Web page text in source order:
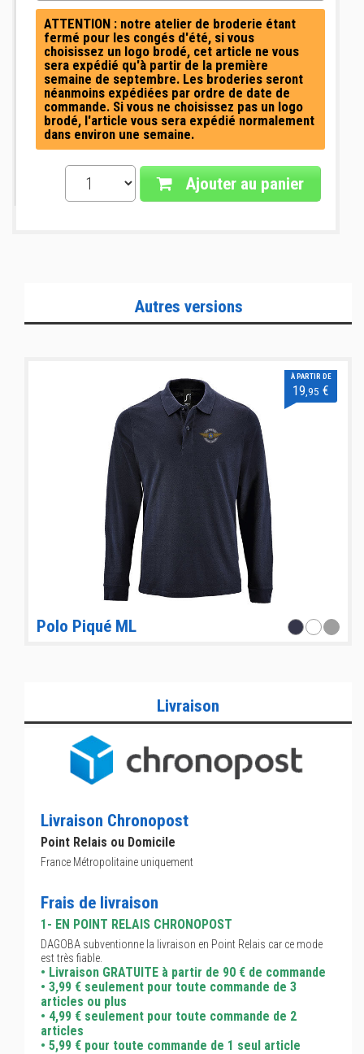
ATTENTION : notre atelier de broderie étant
fermé pour les congés d'été, si vous
choisissez un logo brodé, cet article ne vous
sera expédié qu'à partir de la première
semaine de septembre. Les broderies seront
néanmoins expédiées par ordre de date de
commande. Si vous ne choisissez pas un logo
brodé, l'article vous sera expédié normalement
dans environ une semaine.
Ajouter au panier
Autres versions
À PARTIR DE
19 ,95 €
Polo Piqué ML
Livraison
Livraison Chronopost
Point Relais ou Domicile
France Métropolitaine uniquement
Frais de livraison
1- EN POINT RELAIS CHRONOPOST
DAGOBA subventionne la livraison en Point Relais car ce mode
est très fiable.
• Livraison GRATUITE à partir de 90 € de commande
• 3,99 € seulement pour toute commande de 3
articles ou plus
• 4,99 € seulement pour toute commande de 2
articles
• 5,99 € pour toute commande de 1 seul article